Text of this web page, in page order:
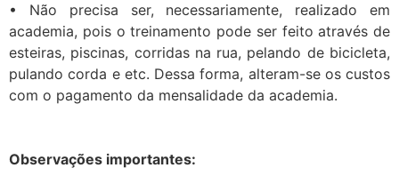
•
Não precisa ser, necessariamente, realizado em
academia, pois o treinamento pode ser feito através de
esteiras, piscinas, corridas na rua, pelando de bicicleta,
pulando corda e etc. Dessa forma, alteram-se os custos
com o pagamento da mensalidade da academia.
Observações importantes: